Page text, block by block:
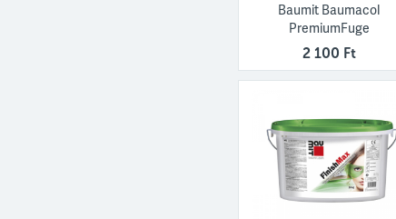
Baumit Baumacol
PremiumFuge
2 100 Ft